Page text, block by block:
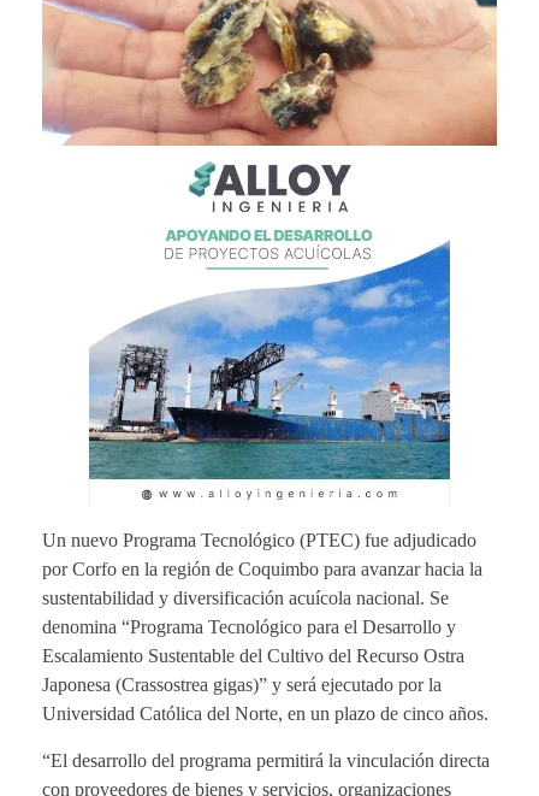
Un nuevo Programa Tecnológico (PTEC) fue adjudicado
por Corfo en la región de Coquimbo para avanzar hacia la
sustentabilidad y diversificación acuícola nacional. Se
denomina “Programa Tecnológico para el Desarrollo y
Escalamiento Sustentable del Cultivo del Recurso Ostra
Japonesa (Crassostrea gigas)” y será ejecutado por la
Universidad Católica del Norte, en un plazo de cinco años.
“El desarrollo del programa permitirá la vinculación directa
con proveedores de bienes y servicios, organizaciones